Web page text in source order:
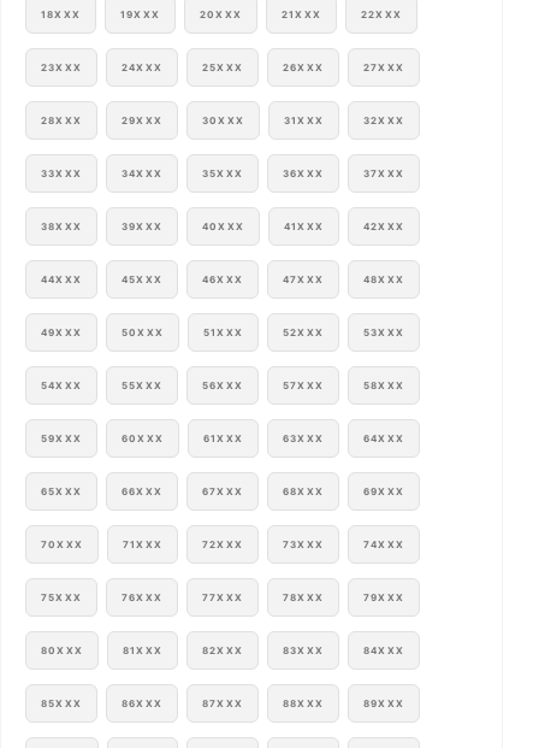
18XXX 19XXX 20XXX 21XXX 22XXX
23XXX 24XXX 25XXX 26XXX 27XXX
28XXX 29XXX 30XXX 31XXX 32XXX
33XXX 34XXX 35XXX 36XXX 37XXX
38XXX 39XXX 40XXX 41XXX 42XXX
44XXX 45XXX 46XXX 47XXX 48XXX
49XXX 50XXX 51XXX 52XXX 53XXX
54XXX 55XXX 56XXX 57XXX 58XXX
59XXX 60XXX 61XXX 63XXX 64XXX
65XXX 66XXX 67XXX 68XXX 69XXX
70XXX 71XXX 72XXX 73XXX 74XXX
75XXX 76XXX 77XXX 78XXX 79XXX
80XXX 81XXX 82XXX 83XXX 84XXX
85XXX 86XXX 87XXX 88XXX 89XXX